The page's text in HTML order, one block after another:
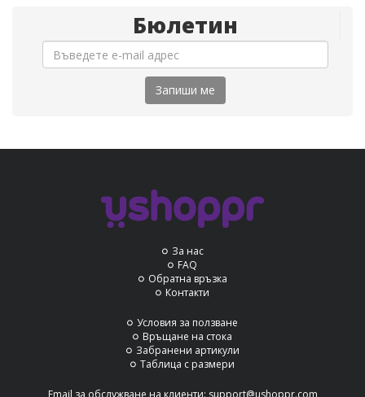
Бюлетин
Запиши ме
За нас
FAQ
Обратна връзка
Контакти
Условия за ползване
Връщане на стока
Забранени артикули
Таблица с размери